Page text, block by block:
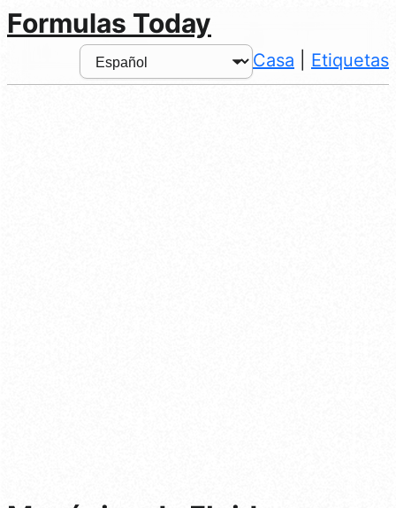
Formulas Today
Casa Etiquetas